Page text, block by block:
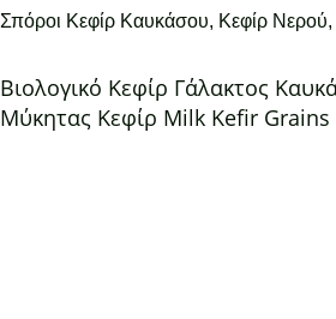
Σπόροι Κεφίρ Καυκάσου, Κεφίρ
Βιολογικό Κεφίρ Γάλακτος
Μύκητας Κεφίρ Milk Kefir Grains